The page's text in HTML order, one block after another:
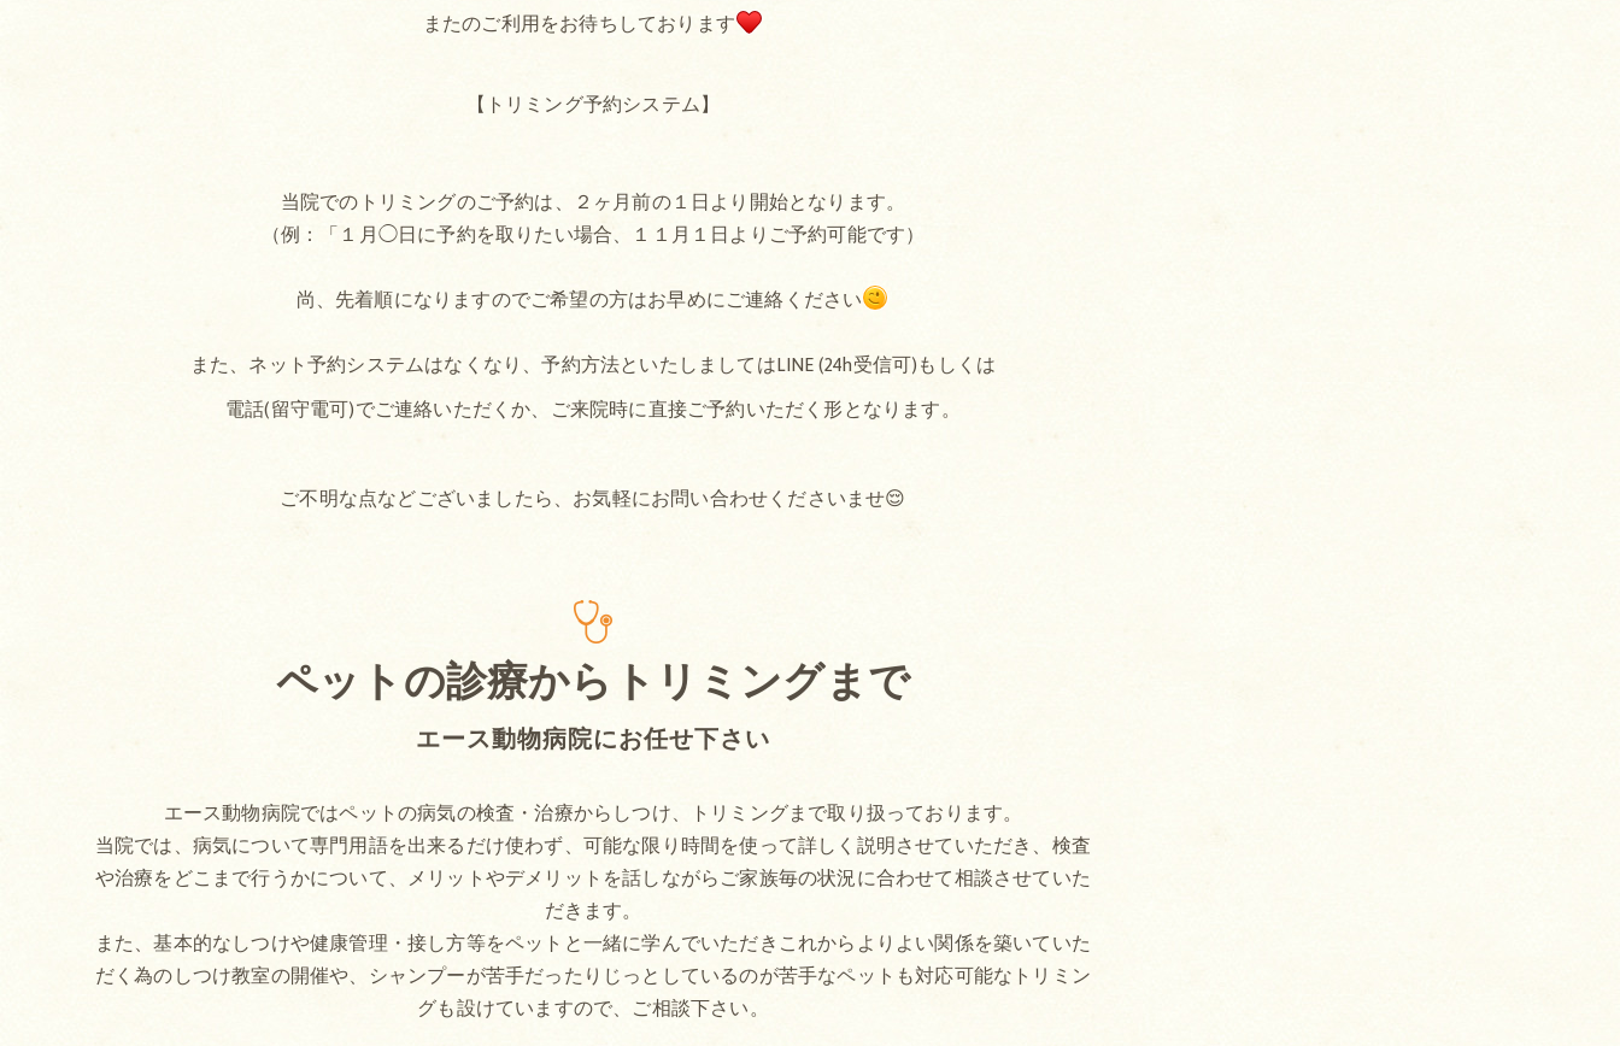
またのご利用をお待ちしております
【トリミング予約システム】
当院でのトリミングのご予約は、２ヶ月前の１日より開始となります。
（例：「１月◯日に予約を取りたい場合、１１月１日よりご予約可能です）
尚、先着順になりますのでご希望の方はお早めにご連絡ください
また、ネット予約システムはなくなり、予約方法といたしましてはLINE (24h受信可)もしくは
電話(留守電可)でご連絡いただくか、ご来院時に直接ご予約いただく形となります。
ご不明な点などございましたら、お気軽にお問い合わせくださいませ😌
エース動物病院にお任せ下さい
ペットの診療からトリミングまで
エース動物病院ではペットの病気の検査・治療からしつけ、トリミングまで取り扱っております。
当院では、病気について専門用語を出来るだけ使わず、可能な限り時間を使って詳しく説明させていただき、検査
や治療をどこまで行うかについて、メリットやデメリットを話しながらご家族毎の状況に合わせて相談させていた
だきます。
また、基本的なしつけや健康管理・接し方等をペットと一緒に学んでいただきこれからよりよい関係を築いていた
だく為のしつけ教室の開催や、シャンプーが苦手だったりじっとしているのが苦手なペットも対応可能なトリミン
グも設けていますので、ご相談下さい。